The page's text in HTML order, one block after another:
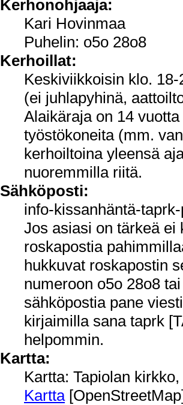
Kerhonohjaaja:
Kari Hovinmaa
Puhelin: o5o 28o8
Kerhoillat:
Keskiviikkoisin klo. 18-
(ei juhlapyhinä,
Alaikäraja on 14
työstökoneita (mm.
kerhoiltoina yleensä
nuoremmilla riitä.
Sähköposti:
info-kissanhäntä-
Jos asiasi on tärkeä ei
roskapostia
hukkuvat roskapostin
numeroon o5o 28o8
sähköpostia pane
kirjaimilla sana taprk
helpommin.
Kartta:
Kartta: Tapiolan
Kartta